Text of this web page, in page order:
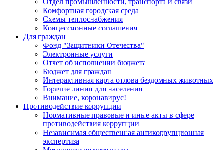
Отдел промышленности, транспорта и связи
Комфортная городская среда
Схемы теплоснабжения
Концессионные соглашения
Для граждан
Фонд "Защитники Отечества"
Электронные услуги
Отчет об исполнении бюджета
Бюджет для граждан
Интерактивная карта отлова бездомных животных
Горячие линии для населения
Внимание, коронавирус!
Противодействие коррупции
Нормативные правовые и иные акты в сфере
противодействия коррупции
Независимая общественная антикоррупционная
экспертиза